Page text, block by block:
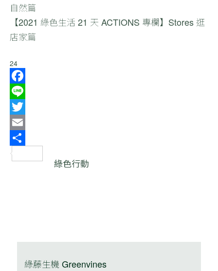
自然篇
【2021 綠色生活 21 天 ACTIONS 專欄】Stores 逛
店家篇
24
Facebook
Line
Twitter
Email
綠色行動
綠藤生機 Greenvines